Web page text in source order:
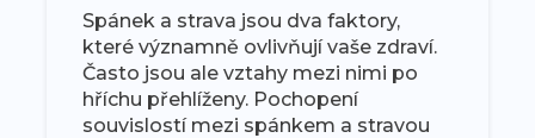
Spánek a strava jsou dva faktory,
které významně ovlivňují vaše zdraví.
Často jsou ale vztahy mezi nimi po
hříchu přehlíženy. Pochopení
souvislostí mezi spánkem a stravou